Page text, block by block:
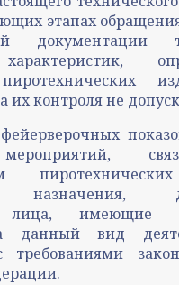
этапах
документации
пиротехнических
их контроля не
назначения,
лица, имеющие
данный вид
требованиями